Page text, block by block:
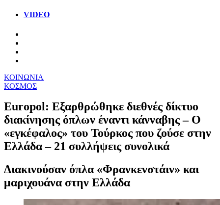
VIDEO
ΚΟΙΝΩΝΙΑ
ΚΟΣΜΟΣ
Europol: Εξαρθρώθηκε διεθνές δίκτυο
διακίνησης όπλων έναντι κάνναβης – Ο
«εγκέφαλος» του Τούρκος που ζούσε στην
Ελλάδα – 21 συλλήψεις συνολικά
Διακινούσαν όπλα «Φρανκενστάιν» και
μαριχουάνα στην Ελλάδα